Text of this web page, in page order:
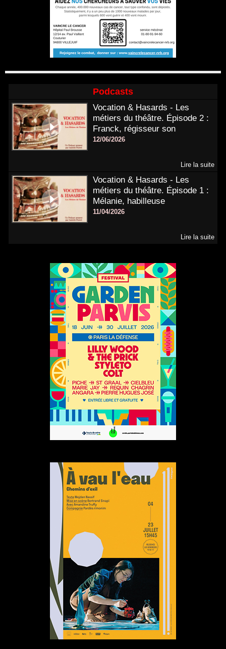
Podcasts
Vocation & Hasards - Les
métiers du théâtre. Épisode 2 :
Franck, régisseur son
12/06/2026
Lire la suite
Vocation & Hasards - Les
métiers du théâtre. Épisode 1 :
Mélanie, habilleuse
11/04/2026
Lire la suite